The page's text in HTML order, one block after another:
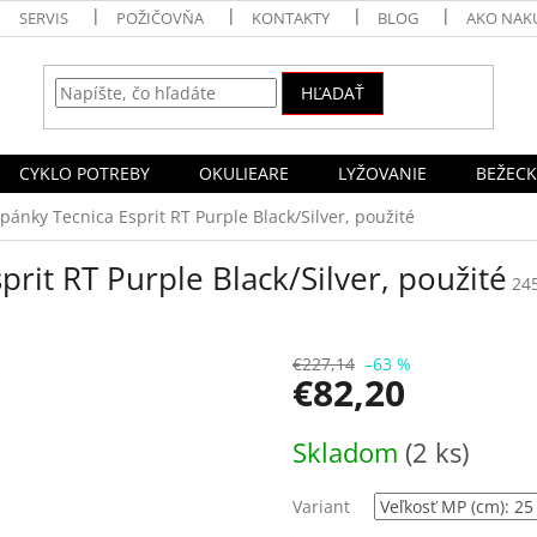
SERVIS POŽIČOVŇA KONTAKTY BLOG AKO
HĽADAŤ
CYKLO POTREBY OKULIEARE LYŽOVANIE
Tecnica Esprit RT Purple Black/Silver, použité
RT Purple Black/Silver, použité
€227,14 –63 %
€82,20
cena:
Skladom (2 ks)
Variant